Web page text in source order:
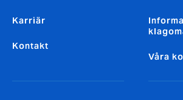
Karriär
Kontakt
Våra